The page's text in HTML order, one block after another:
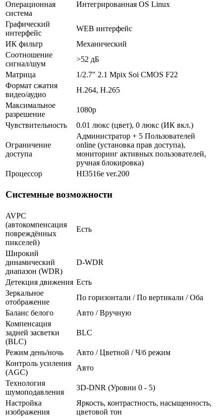
Операционная
система
Интегрированная OS Linux
Графический
интерфейс
WEB интерфейс
ИК фильтр
Механический
Соотношение
сигнал/шум
>52 дБ
Матрица
1/2.7" 2.1 Mpix Soi CMOS F22
Формат сжатия
видео/аудио
H.264, H.265
Максимальное
разрешение
1080p
Чувствительность
0.01 люкс (цвет), 0 люкс (ИК вкл.)
Ограничение
доступа
Администратор + 5 Пользователей
online (установка прав доступа),
мониторинг активных пользователей,
ручная блокировка)
Процессор
HI3516e ver.200
Системные возможности
AVPC
(автокомпенсация
повреждённых
пикселей)
Есть
Широкий
динамический
диапазон (WDR)
D-WDR
Детекция движения Есть
Зеркальное
отображение
По горизонтали / По вертикали / Оба
Баланс белого
Авто / Вручную
Компенсация
задней засветки
(BLC)
BLC
Режим день/ночь
Авто / Цветной / Ч/б режим
Контроль усиления
(AGC)
Авто
Технология
шумоподавления
3D-DNR (Уровни 0 - 5)
Настройка
изображения
Яркость, контрастность, насыщенность,
цветовой тон